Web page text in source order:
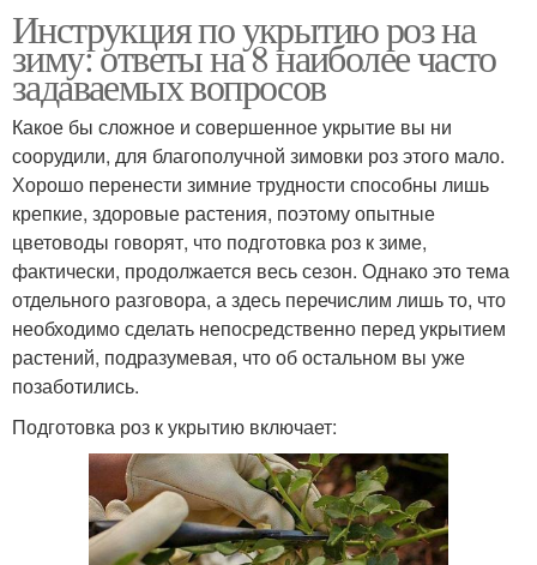
Инструкция по укрытию роз на
зиму: ответы на 8 наиболее часто
задаваемых вопросов
Какое бы сложное и совершенное укрытие вы ни
соорудили, для благополучной зимовки роз этого мало.
Хорошо перенести зимние трудности способны лишь
крепкие, здоровые растения, поэтому опытные
цветоводы говорят, что подготовка роз к зиме,
фактически, продолжается весь сезон. Однако это тема
отдельного разговора, а здесь перечислим лишь то, что
необходимо сделать непосредственно перед укрытием
растений, подразумевая, что об остальном вы уже
позаботились.
Подготовка роз к укрытию включает: